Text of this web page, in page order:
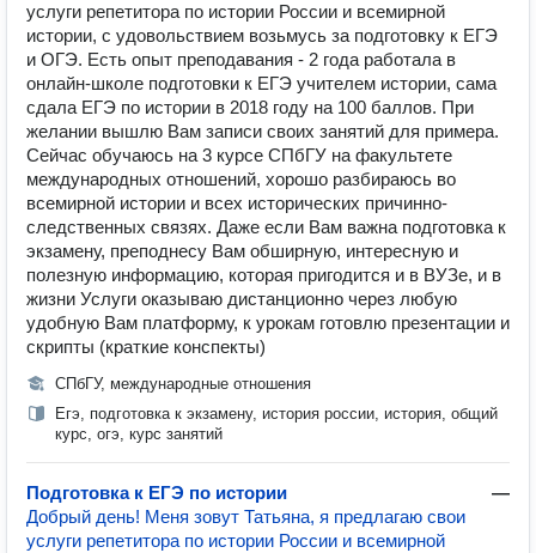
услуги репетитора по истории России и всемирной
истории, с удовольствием возьмусь за подготовку к ЕГЭ
и ОГЭ. Есть опыт преподавания - 2 года работала в
онлайн-школе подготовки к ЕГЭ учителем истории, сама
сдала ЕГЭ по истории в 2018 году на 100 баллов. При
желании вышлю Вам записи своих занятий для примера.
Сейчас обучаюсь на 3 курсе СПбГУ на факультете
международных отношений, хорошо разбираюсь во
всемирной истории и всех исторических причинно-
следственных связях. Даже если Вам важна подготовка к
экзамену, преподнесу Вам обширную, интересную и
полезную информацию, которая пригодится и в ВУЗе, и в
жизни Услуги оказываю дистанционно через любую
удобную Вам платформу, к урокам готовлю презентации и
скрипты (краткие конспекты)
СПбГУ, международные отношения
Егэ, подготовка к экзамену, история россии, история, общий
курс, огэ, курс занятий
Подготовка к ЕГЭ по истории
—
Добрый день! Меня зовут Татьяна, я предлагаю свои
услуги репетитора по истории России и всемирной